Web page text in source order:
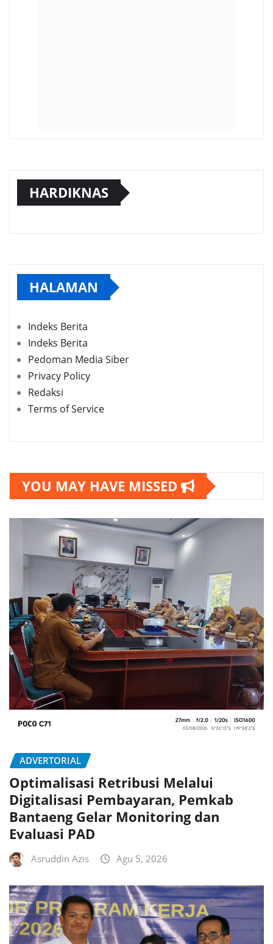
HARDIKNAS
HALAMAN
Indeks Berita
Indeks Berita
Pedoman Media Siber
Privacy Policy
Redaksi
Terms of Service
YOU MAY HAVE MISSED
ADVERTORIAL
Optimalisasi Retribusi Melalui
Digitalisasi Pembayaran, Pemkab
Bantaeng Gelar Monitoring dan
Evaluasi PAD
Asruddin Azis Agu 5, 2026